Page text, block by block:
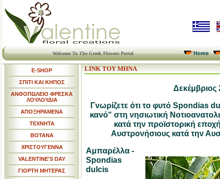
Welcome To The Greek Flowers Portal Home
E-SHOP
ΣΠΙΤΙ ΚΑΙ ΚΗΠΟΣ
ΑΝΘΟΠΩΛΕΙΟ ΦΡΕΣΚΑ
ΛΟΥΛΟΥΔΙΑ
ΑΠΟΞΗΡΑΜΕΝΑ
ΤΕΧΝΗΤΑ
ΒΟΤΑΝΑ
ΧΡΙΣΤΟΥΓΕΝΝΑ
VALENTINE'S DAY
ΓΙΟΡΤΗ ΜΗΤΕΡΑΣ
LINK ΤΟΥ ΜΗΝΑ
Δεκέμβριος
Γνωρίζετε ότι το φυτό Spondias
κανό" στη νησιωτική
κατά την προϊστορική
Αυστρονήσιους κατά την
Αμπαρέλλα -
Spondias
dulcis